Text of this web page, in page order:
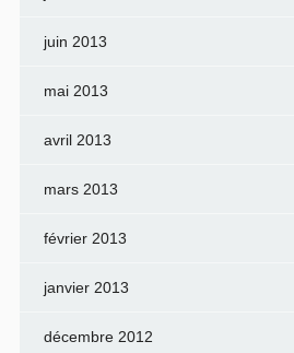
juin 2013
mai 2013
avril 2013
mars 2013
février 2013
janvier 2013
décembre 2012